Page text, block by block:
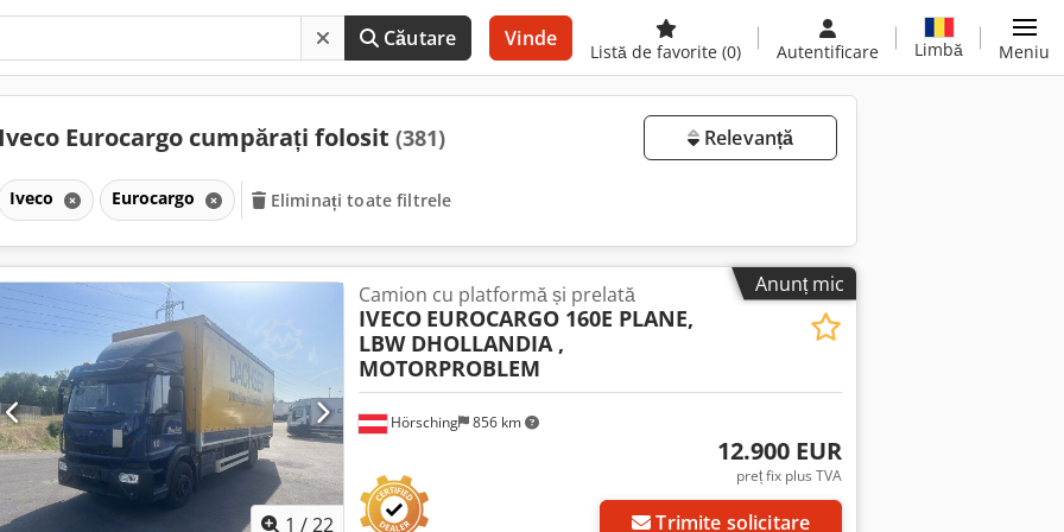
Căutare Vinde
Listă de favorite (0) Autentificare Limbă Meniu
Iveco Eurocargo cumpărați folosit (381) Relevanță
Iveco Eurocargo Eliminați toate filtrele
Anunț mic
1 /22
Hörsching 856 km
Camion cu platformă și prelată
IVECO EUROCARGO 160E PLANE,
LBW DHOLLANDIA ,
MOTORPROBLEM
12.900 EUR
preț fix plus TVA
Trimite solicitare